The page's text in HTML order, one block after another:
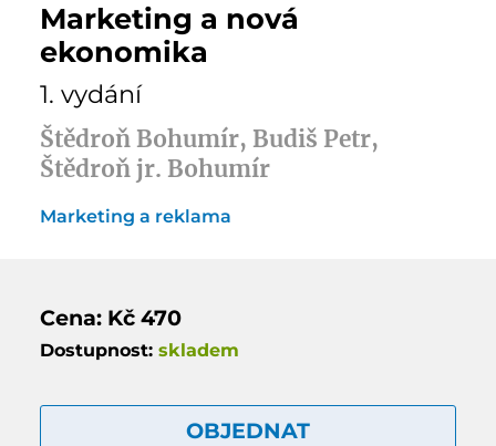
Marketing a nová
ekonomika
1. vydání
Štědroň Bohumír, Budiš Petr,
Štědroň jr. Bohumír
Marketing a reklama
Cena: Kč 470
Dostupnost: skladem
OBJEDNAT